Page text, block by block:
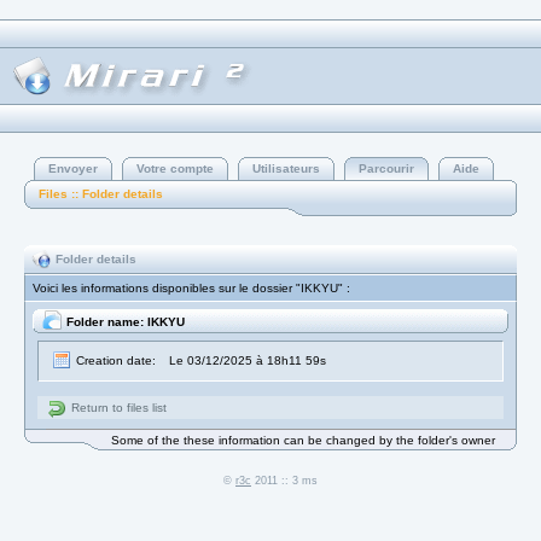
Envoyer Votre compte Utilisateurs Parcourir
Aide
Files :: Folder details
Folder details
Voici les informations disponibles sur le dossier "IKKYU" :
Folder name: IKKYU
Creation date: Le 03/12/2025 à 18h11 59s
Return to files list
Some of the these information can be changed by the folder's owner
© r3c 2011 :: 3 ms